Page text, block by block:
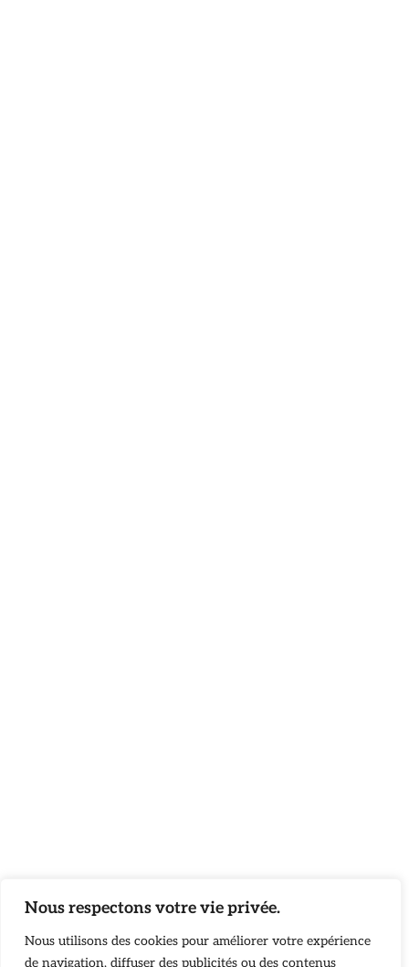
Nous respectons votre vie privée.
Nous utilisons des cookies pour améliorer votre expérience
de navigation, diffuser des publicités ou des contenus